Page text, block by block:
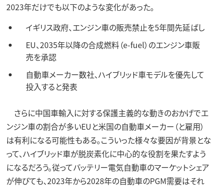
2023年だけでも以下のような変化があった。
イギリス政府、エンジン車の販売禁止を5年間先延ばし
EU、2035年以降の合成燃料（e-fuel）のエンジン車販
売を承認
自動車メーカー数社、ハイブリッド車モデルを優先して
投入すると発表
さらに中国車輸入に対する保護主義的な動きのおかげでエ
ンジン車の割合が多いEUと米国の自動車メーカー（と雇用）
は有利になる可能性もある。こういった様々な要因が背景とな
って、ハイブリッド車が脱炭素化に中心的な役割を果たすよう
になるだろう。従ってバッテリー電気自動車のマーケットシェア
が伸びても、2023年から2028年の自動車のPGM需要はそれ